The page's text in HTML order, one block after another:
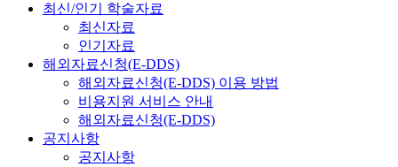
최신/인기 학술자료
최신자료
인기자료
해외자료신청(E-DDS)
해외자료신청(E-DDS) 이용 방법
비용지원 서비스 안내
해외자료신청(E-DDS)
공지사항
공지사항